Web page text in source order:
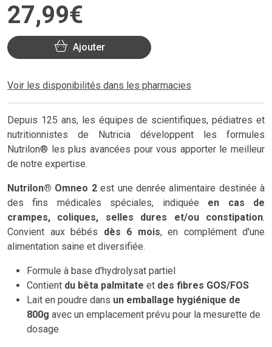
27,99€
Ajouter
Voir les disponibilités dans les pharmacies
Depuis 125 ans, les équipes de scientifiques, pédiatres et
nutritionnistes de Nutricia développent les formules
Nutrilon® les plus avancées pour vous apporter le meilleur
de notre expertise.
Nutrilon® Omneo 2est une denrée alimentaire destinée à
des fins médicales spéciales, indiquée en cas de
crampes, coliques, selles dures et/ou constipation.
Convient aux bébés dès 6 mois, en complément d'une
alimentation saine et diversifiée.
Formule à base d'hydrolysat partiel
Contient du bêta palmitate et des fibres GOS/FOS
Lait en poudre dans un emballage hygiénique de
800g avec un emplacement prévu pour la mesurette de
dosage